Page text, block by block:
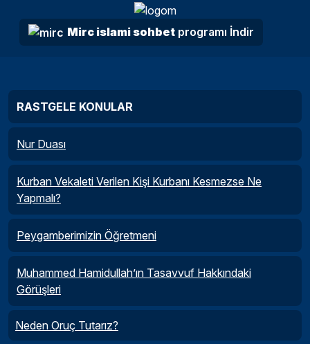
Mirc islami sohbet programı İndir
RASTGELE KONULAR
Nur Duası
Kurban Vekaleti Verilen Kişi Kurbanı Kesmezse Ne
Yapmalı?
Peygamberimizin Öğretmeni
Muhammed Hamidullah’ın Tasavvuf Hakkındaki
Görüşleri
Neden Oruç Tutarız?